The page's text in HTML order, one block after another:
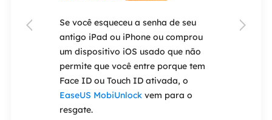
que
Se você esqueceu a senha de seu
antigo iPad ou iPhone ou comprou
um dispositivo iOS usado que não
permite que você entre porque tem
Face ID ou Touch ID ativada, o
EaseUS MobiUnlockvem para o
resgate.
EaseUS
 